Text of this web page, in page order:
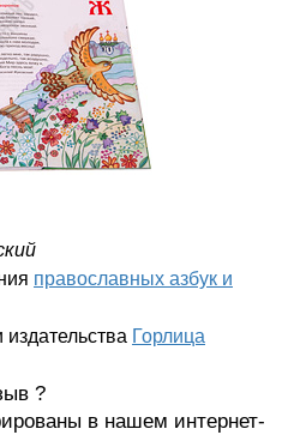
православных азбук и
Горлица
?
в нашем интернет-